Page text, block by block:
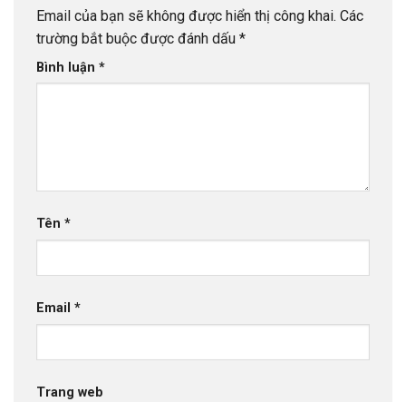
Email của bạn sẽ không được hiển thị công khai. Các
trường bắt buộc được đánh dấu *
Bình luận *
Tên *
Email *
Trang web